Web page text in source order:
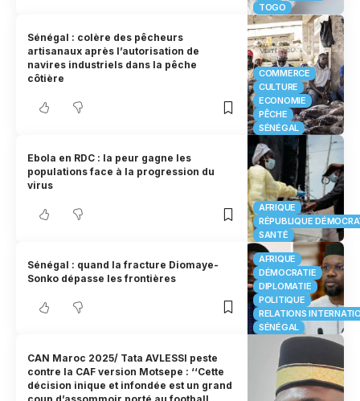
TOGO
COMMERCE
CULTURE
ECONOMIE
PÊCHE
SÉNÉGAL
Sénégal : colère des pêcheurs
artisanaux après l’autorisation de
navires industriels dans la pêche
côtière
AFRIQUE
RÉPUBLIQUE
SANTÉ
Ebola en RDC : la peur gagne les
populations face à la progression du
virus
AFRIQUE
DÉMOCRATIE
DIPLOMATIE
POLITIQUE
RELATIONS
SÉNÉGAL
Sénégal : quand la fracture Diomaye-
Sonko dépasse les frontières
CAN Maroc 2025/ Tata AVLESSI peste
contre la CAF version Motsepe : ‘‘Cette
décision inique et infondée est un grand